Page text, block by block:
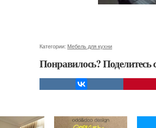
Категории: Мебель для кухни
Понравилось? Поделитесь